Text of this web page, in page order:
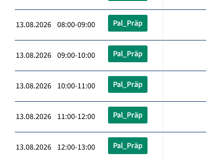
13.08.2026 08:00-09:00 Pal_Präp
13.08.2026 09:00-10:00 Pal_Präp
13.08.2026 10:00-11:00 Pal_Präp
13.08.2026 11:00-12:00 Pal_Präp
13.08.2026 12:00-13:00 Pal_Präp